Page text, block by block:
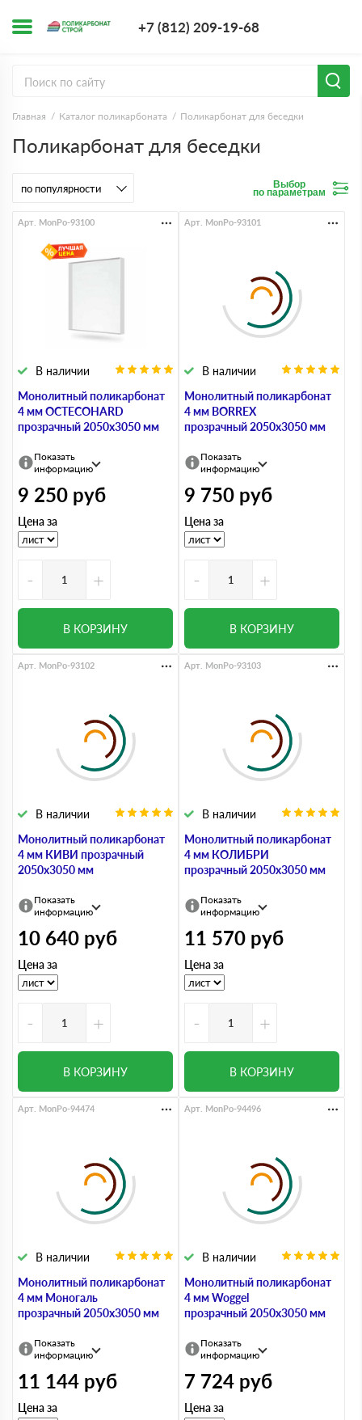
+7 (812) 209-19-68
Главная Каталог поликарбоната Поликарбонат для беседки
Поликарбонат для беседки
Выбор
по параметрам
Монолитный поликарбонат
4 мм OCTECOHARD
прозрачный 2050х3050 мм
В наличии
Арт. MonPo-93100
Показать
информацию
9 250 руб
Цена за
- +
В КОРЗИНУ
Монолитный поликарбонат
4 мм BORREX
прозрачный 2050х3050 мм
В наличии
Арт. MonPo-93101
Показать
информацию
9 750 руб
Цена за
- +
В КОРЗИНУ
Монолитный поликарбонат
4 мм КИВИ прозрачный
2050х3050 мм
В наличии
Арт. MonPo-93102
Показать
информацию
10 640 руб
Цена за
- +
В КОРЗИНУ
Монолитный поликарбонат
4 мм КОЛИБРИ
прозрачный 2050х3050 мм
В наличии
Арт. MonPo-93103
Показать
информацию
11 570 руб
Цена за
- +
В КОРЗИНУ
Монолитный поликарбонат
4 мм Моногаль
прозрачный 2050х3050 мм
В наличии
Арт. MonPo-94474
Показать
информацию
11 144 руб
Цена за
Монолитный поликарбонат
4 мм Woggel
прозрачный 2050х3050 мм
В наличии
Арт. MonPo-94496
Показать
информацию
7 724 руб
Цена за